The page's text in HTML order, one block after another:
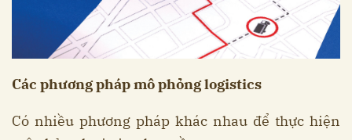
Các phương pháp mô phỏng logistics
Có nhiều phương pháp khác nhau để thực hiện